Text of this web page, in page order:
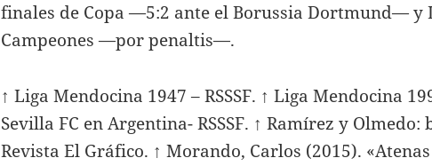
finales de Copa —5:2 ante el Borussia Dortmund— y
Campeones —por penaltis—.
↑ Liga Mendocina 1947 – RSSSF. ↑ Liga Mendocina
Sevilla FC en Argentina- RSSSF. ↑ Ramírez y Olmedo:
Revista El Gráfico. ↑ Morando, Carlos (2015).